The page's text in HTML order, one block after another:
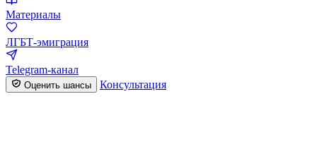
Материалы
ЛГБТ-эмиграция
Telegram-канал
Оценить шансы Консультация